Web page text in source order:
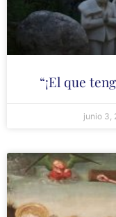
“¡El que
junio 3,